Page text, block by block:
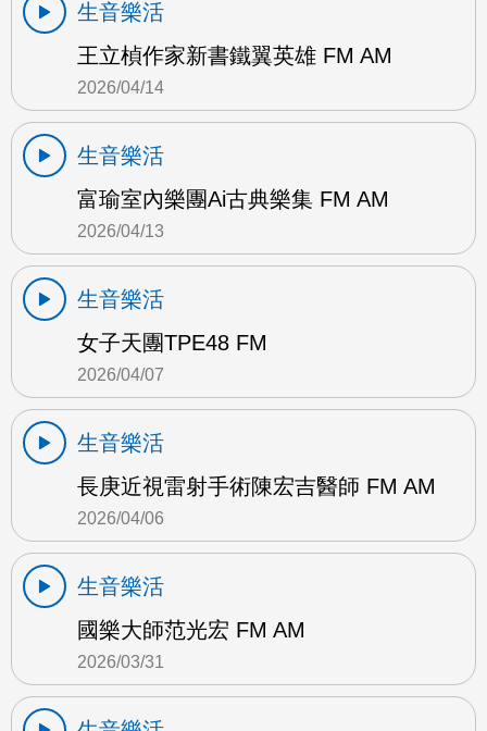
生音樂活
王立楨作家新書鐵翼英雄 FM AM
2026/04/14
生音樂活
富瑜室內樂團Ai古典樂集 FM AM
2026/04/13
生音樂活
女子天團TPE48 FM
2026/04/07
生音樂活
長庚近視雷射手術陳宏吉醫師 FM AM
2026/04/06
生音樂活
國樂大師范光宏 FM AM
2026/03/31